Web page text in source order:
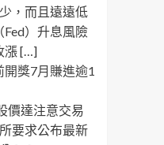
，而且遠遠低
）升息風險
漲 […]
獎7月賺進逾1
價達注意交易
要求公布最新